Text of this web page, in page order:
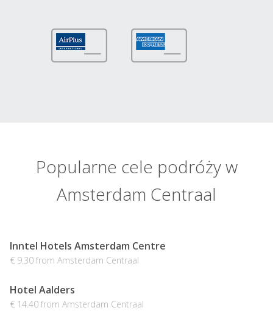
Popularne cele podróży w
Amsterdam Centraal
Inntel Hotels Amsterdam Centre
€ 9.30 from Amsterdam Centraal
Hotel Aalders
€ 14.40 from Amsterdam Centraal